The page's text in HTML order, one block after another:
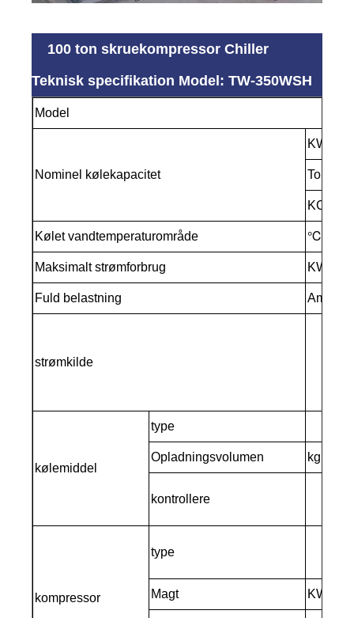
100 ton skruekompressor Chiller
Teknisk specifikation Model: TW-350WSH
Model
Nominel kølekapacitet
KW
Ton
KCA/H.
Kølet vandtemperaturområde ℃
Maksimalt strømforbrug KW
Fuld belastning Amp
strømkilde
kølemiddel
type
Opladningsvolumen kg
kontrollere
kompressor
type
Magt KW